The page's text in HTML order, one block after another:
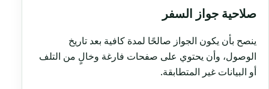
صلاحية جواز السفر
ينصح بأن يكون الجواز صالحًا لمدة كافية بعد تاريخ
الوصول، وأن يحتوي على صفحات فارغة وخالٍ من التلف
أو البيانات غير المتطابقة.